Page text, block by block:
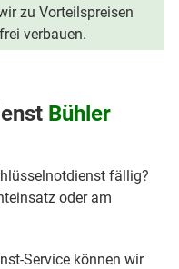
zu Vorteilspreisen
verbauen.
Bühler
fällig?
oder am
Service können wir